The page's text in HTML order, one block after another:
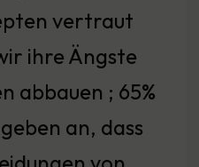
vertraut
ihre Ängste
abbauen ; 65%
an, dass